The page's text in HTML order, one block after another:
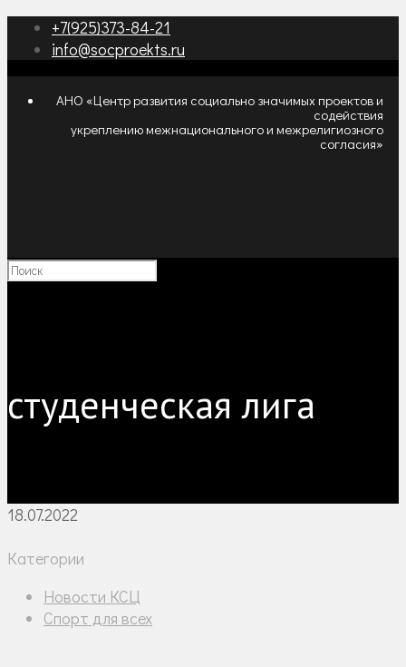
+7(925)373-84-21
info@socproekts.ru
АНО «Центр развития социально значимых проектов и
содействия
укреплению межнационального и межрелигиозного
согласия»
студенческая лига
18.07.2022
Категории
Новости КСЦ
Спорт для всех